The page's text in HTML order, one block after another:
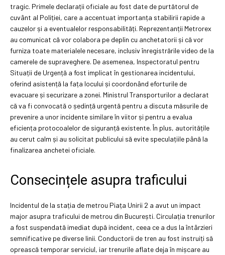
tragic. Primele declarații oficiale au fost date de purtătorul de
cuvânt al Poliției, care a accentuat importanța stabilirii rapide a
cauzelor și a eventualelor responsabilități. Reprezentanții Metrorex
au comunicat că vor colabora pe deplin cu anchetatorii și că vor
furniza toate materialele necesare, inclusiv înregistrările video de la
camerele de supraveghere. De asemenea, Inspectoratul pentru
Situații de Urgență a fost implicat în gestionarea incidentului,
oferind asistență la fața locului și coordonând eforturile de
evacuare și securizare a zonei. Ministrul Transporturilor a declarat
că va fi convocată o ședință urgentă pentru a discuta măsurile de
prevenire a unor incidente similare în viitor și pentru a evalua
eficiența protocoalelor de siguranță existente. În plus, autoritățile
au cerut calm și au solicitat publicului să evite speculațiile până la
finalizarea anchetei oficiale.
Consecințele asupra traficului
Incidentul de la stația de metrou Piața Unirii 2 a avut un impact
major asupra traficului de metrou din București. Circulația trenurilor
a fost suspendată imediat după incident, ceea ce a dus la întârzieri
semnificative pe diverse linii. Conductorii de tren au fost instruiți să
oprească temporar serviciul, iar trenurile aflate deja în mișcare au